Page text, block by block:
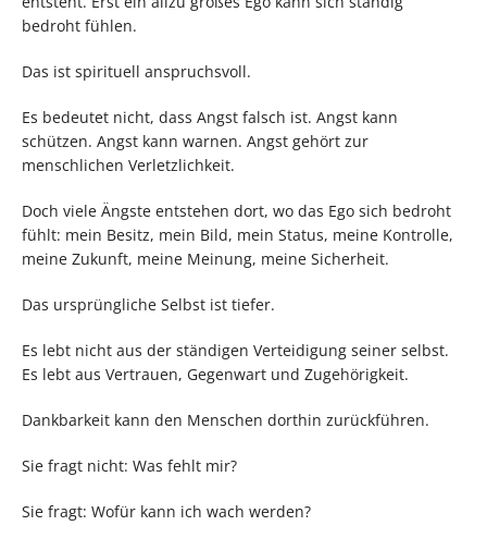
bedroht fühlen.
Das ist spirituell anspruchsvoll.
Es bedeutet nicht, dass Angst falsch ist. Angst kann
schützen. Angst kann warnen. Angst gehört zur
menschlichen Verletzlichkeit.
Doch viele Ängste entstehen dort, wo das Ego sich bedroht
fühlt: mein Besitz, mein Bild, mein Status, meine Kontrolle,
meine Zukunft, meine Meinung, meine Sicherheit.
Das ursprüngliche Selbst ist tiefer.
Es lebt nicht aus der ständigen Verteidigung seiner selbst.
Es lebt aus Vertrauen, Gegenwart und Zugehörigkeit.
Dankbarkeit kann den Menschen dorthin zurückführen.
Sie fragt nicht: Was fehlt mir?
Sie fragt: Wofür kann ich wach werden?